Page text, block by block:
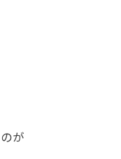
が